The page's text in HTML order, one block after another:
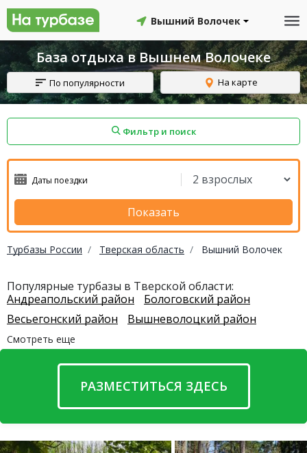
Вышний Волочек
База отдыха в Вышнем Волочеке
По популярности На карте
Фильтр и поиск
Показать
Турбазы России Тверская область Вышний Волочек
Популярные турбазы в Тверской области:
Андреапольский район
Бологовский район
Весьегонский район
Вышневолоцкий район
Смотреть еще
РАЗМЕСТИТЬСЯ ЗДЕСЬ
Смоленский район Топчихинский район
Красноборский район
Онежский район
Северодвинск Устьянский район